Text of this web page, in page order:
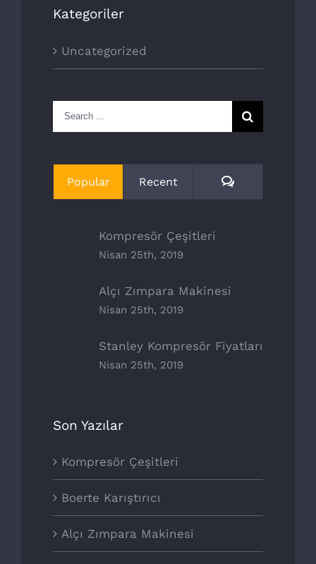
Kategoriler
Uncategorized
Search
for:
Popular Recent Comments
Kompresör Çeşitleri
Nisan 25th, 2019
Alçı Zımpara Makinesi
Nisan 25th, 2019
Stanley Kompresör Fiyatları
Nisan 25th, 2019
Son Yazılar
Kompresör Çeşitleri
Boerte Karıştırıcı
Alçı Zımpara Makinesi
ESKOOP SANAYİ SİTESİ C5 BLOK NO:278
+90 0212 671 37 94
ÜRÜN GRUPLARI
NUAIR
BOERTE